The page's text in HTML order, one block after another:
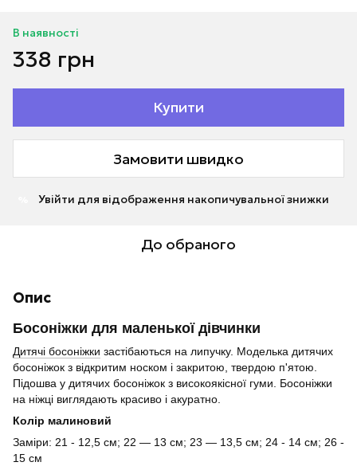
В наявності
338 грн
Купити
Замовити швидко
Увійти для відображення накопичувальної знижки
До обраного
Опис
Босоніжки для маленької дівчинки
Дитячі босоніжки застібаються на липучку. Моделька дитячих
босоніжок з відкритим носком і закритою, твердою п'ятою.
Підошва у дитячих босоніжок з високоякісної гуми. Босоніжки
на ніжці виглядають красиво і акуратно.
Колір малиновий
Заміри: 21 - 12,5 см; 22 ― 13 см; 23 ― 13,5 см; 24 - 14 см; 26 -
15 см